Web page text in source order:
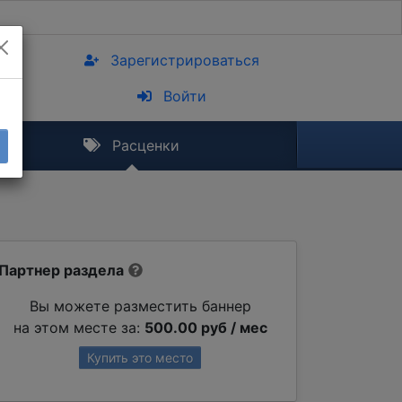
Зарегистрироваться
Войти
Расценки
Партнер раздела
Вы можете разместить баннер
на этом месте за: 500.00 руб / мес
Купить это место